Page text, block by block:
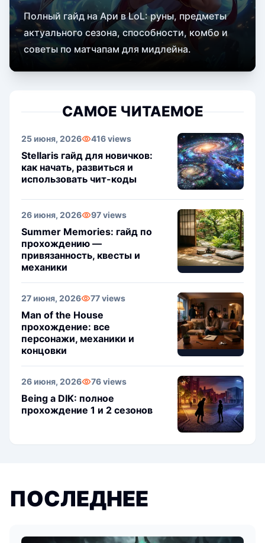
Полный гайд на Ари в LoL: руны, предметы
актуального сезона, способности, комбо и
советы по матчапам для мидлейна.
САМОЕ ЧИТАЕМОЕ
25 июня, 2026 416 views
Stellaris гайд для новичков:
как начать, развиться и
использовать чит-коды
26 июня, 2026 97 views
Summer Memories: гайд по
прохождению —
привязанность, квесты и
механики
27 июня, 2026 77 views
Man of the House
прохождение: все
персонажи, механики и
концовки
26 июня, 2026 76 views
Being a DIK: полное
прохождение 1 и 2 сезонов
ПОСЛЕДНЕЕ